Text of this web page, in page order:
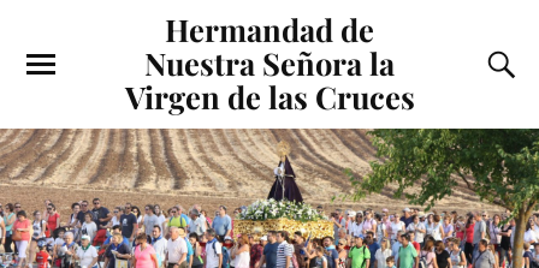
Hermandad de
Nuestra Señora la
Virgen de las Cruces